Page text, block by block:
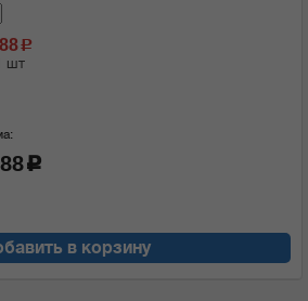
c
шт
c
в корзину